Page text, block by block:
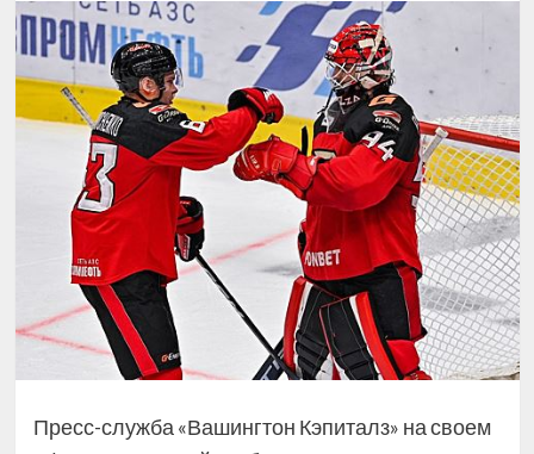
Пресс-служба «Вашингтон Кэпиталз» на своем